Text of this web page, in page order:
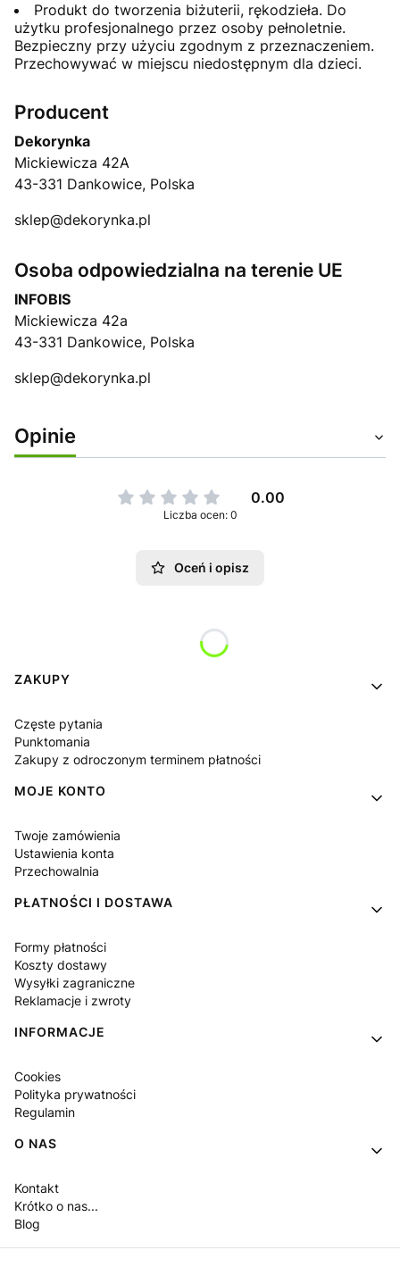
Produkt do tworzenia biżuterii, rękodzieła. Do
użytku profesjonalnego przez osoby pełnoletnie.
Bezpieczny przy użyciu zgodnym z przeznaczeniem.
Przechowywać w miejscu niedostępnym dla dzieci.
Producent
Dekorynka
Mickiewicza 42A
43-331 Dankowice, Polska
sklep@dekorynka.pl
Osoba odpowiedzialna na terenie UE
INFOBIS
Mickiewicza 42a
43-331 Dankowice, Polska
sklep@dekorynka.pl
Opinie
0.00
Liczba ocen: 0
Oceń i opisz
Linki w stopce
ZAKUPY
Częste pytania
Punktomania
Zakupy z odroczonym terminem płatności
MOJE KONTO
Twoje zamówienia
Ustawienia konta
Przechowalnia
PŁATNOŚCI I DOSTAWA
Formy płatności
Koszty dostawy
Wysyłki zagraniczne
Reklamacje i zwroty
INFORMACJE
Cookies
Polityka prywatności
Regulamin
O NAS
Kontakt
Krótko o nas...
Blog